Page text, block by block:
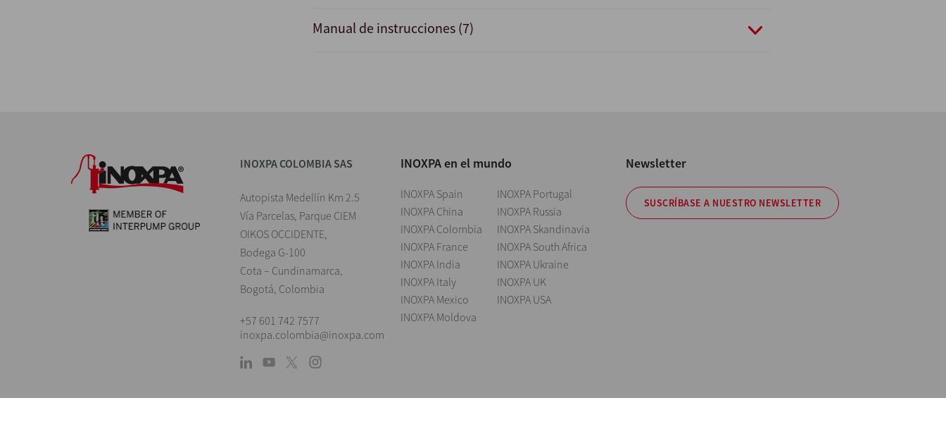
Manual de instrucciones (7)
INOXPA COLOMBIA SAS
Autopista Medellín Km 2.5
Vía Parcelas, Parque CIEM
OIKOS OCCIDENTE,
Bodega G-100
Cota – Cundinamarca,
Bogotá, Colombia
+57 601 742 7577
inoxpa.colombia@inoxpa.com
INOXPA en el mundo
INOXPA Spain
INOXPA China
INOXPA Colombia
INOXPA France
INOXPA India
INOXPA Italy
INOXPA Mexico
INOXPA Moldova
INOXPA Portugal
INOXPA Russia
INOXPA Skandinavia
INOXPA South Africa
INOXPA Ukraine
INOXPA UK
INOXPA USA
Newsletter
SUSCRÍBASE A NUESTRO NEWSLETTER